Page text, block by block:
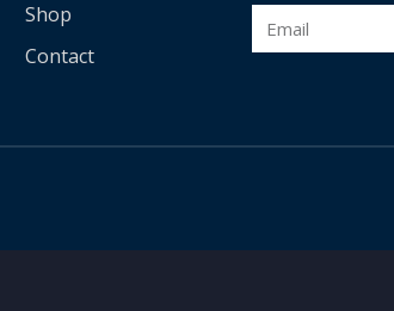
Shop
Contact